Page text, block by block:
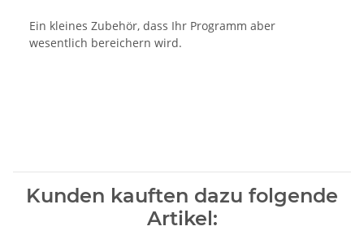
Ein kleines Zubehör, dass Ihr Programm aber
wesentlich bereichern wird.
Kunden kauften dazu folgende
Artikel: